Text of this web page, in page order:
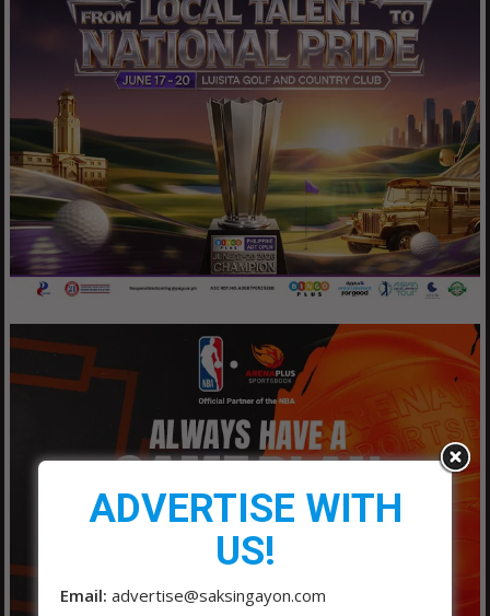
ADVERTISE WITH
US!
Email: advertise@saksingayon.com